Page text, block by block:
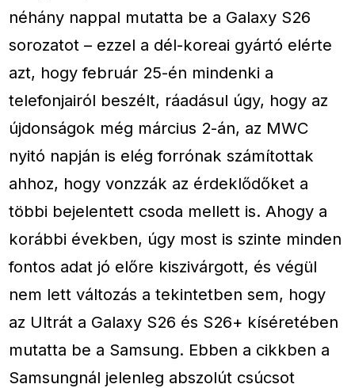
néhány nappal mutatta be a Galaxy S26
sorozatot – ezzel a dél-koreai gyártó elérte
azt, hogy február 25-én mindenki a
telefonjairól beszélt, ráadásul úgy, hogy az
újdonságok még március 2-án, az MWC
nyitó napján is elég forrónak számítottak
ahhoz, hogy vonzzák az érdeklődőket a
többi bejelentett csoda mellett is. Ahogy a
korábbi években, úgy most is szinte minden
fontos adat jó előre kiszivárgott, és végül
nem lett változás a tekintetben sem, hogy
az Ultrát a Galaxy S26 és S26+ kíséretében
mutatta be a Samsung. Ebben a cikkben a
Samsungnál jelenleg abszolút csúcsot